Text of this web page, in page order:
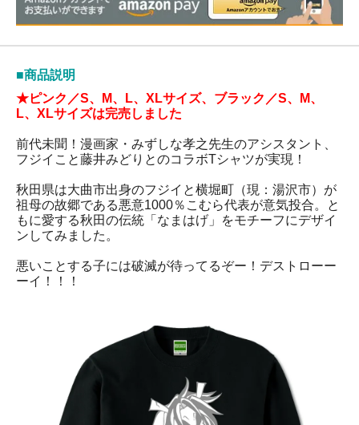
■商品説明
★ピンク／S、M、L、XLサイズ、ブラック／S、M、
L、XLサイズは完売しました
前代未聞！漫画家・みずしな孝之先生のアシスタント、
フジイこと藤井みどりとのコラボTシャツが実現！
秋田県は大曲市出身のフジイと横堀町（現：湯沢市）が
祖母の故郷である悪意1000％こむら代表が意気投合。と
もに愛する秋田の伝統「なまはげ」をモチーフにデザイ
ンしてみました。
悪いことする子には破滅が待ってるぞー！デストローー
ーイ！！！